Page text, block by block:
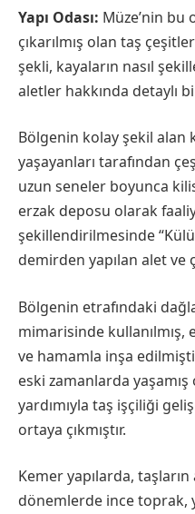
Yapı Odası: Müze’nin bu
çıkarılmış olan taş
şekli, kayaların nasıl
aletler hakkında detaylı
Bölgenin kolay şekil alan
yaşayanları tarafından
uzun seneler boyunca
erzak deposu olarak
şekillendirilmesinde
demirden yapılan alet ve
Bölgenin etrafındaki
mimarisinde kullanılmış,
ve hamamla inşa
eski zamanlarda
yardımıyla taş işçiliği
ortaya çıkmıştır.
Kemer yapılarda, taşların
dönemlerde ince toprak,